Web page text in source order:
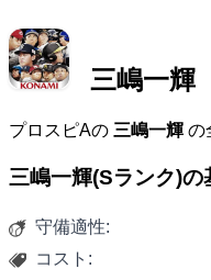
三嶋一輝
プロスピAの 三嶋一輝 の
三嶋一輝(Sランク)
守備適性:
コスト: